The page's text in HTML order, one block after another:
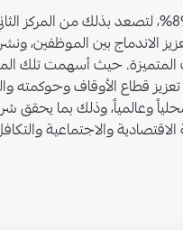
وقد ارتفعت نسبة الارتباط الوظيفي لعام 2023م في الهيئة عن
بين الموظفين، ونشر
المتميزة. حيث أسهمت تلك
قطاع الأوقاف
وعالمياً، وذلك بما
والاجتماعية